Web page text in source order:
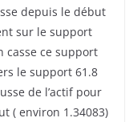
depuis le début
sur le support
casse ce support
le support 61.8
de l’actif pour
( environ 1.34083)